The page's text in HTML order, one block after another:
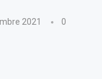
2021
0